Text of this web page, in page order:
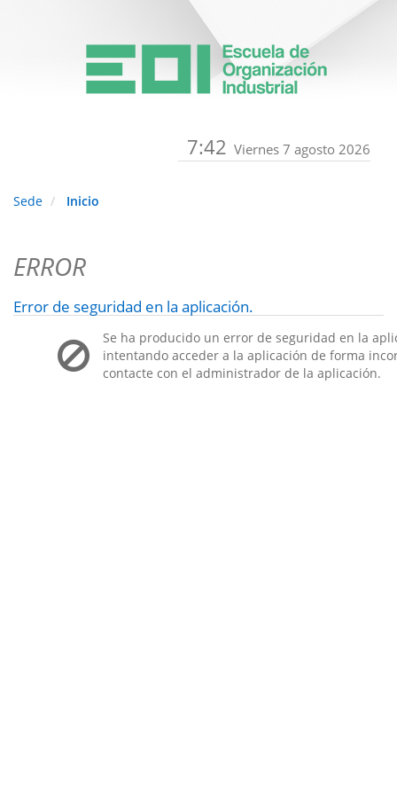
7:42 Viernes 7 agosto 2026
Sede Inicio
ERROR
Error de seguridad en la aplicación.
Se ha producido un error de seguridad en la
intentando acceder a la aplicación de forma
contacte con el administrador de la aplicación.